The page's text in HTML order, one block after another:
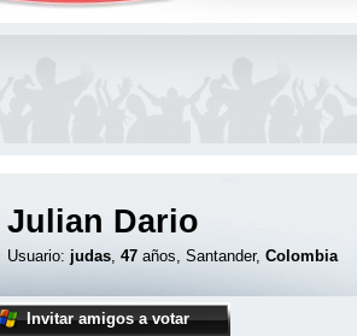
Julian Dario
Usuario: judas, 47 años, Santander, Colombia
Invitar amigos a votar